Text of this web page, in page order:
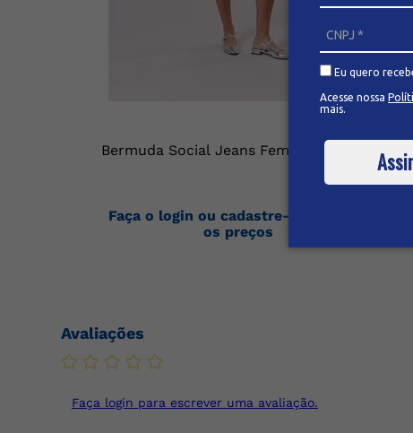
Eu quero
Acesse nossa
mais.
Bermuda Social Jeans Feminino
Faça o login ou cadastre-se para ver
os preços
Avaliações
Faça login para escrever uma avaliação.